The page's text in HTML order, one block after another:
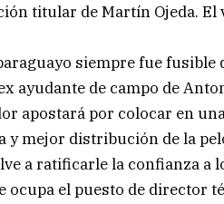
titular de Martín Ojeda.
siempre fue
ayudante de campo de
apostará por colocar en
y mejor distribución de la
a ratificarle la confianza a
ocupa el puesto de director